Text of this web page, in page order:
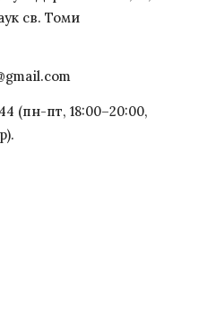
св. Томи
(пн-пт, 18:00–20:00,